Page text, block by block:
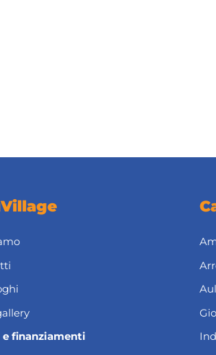
e finanziamenti